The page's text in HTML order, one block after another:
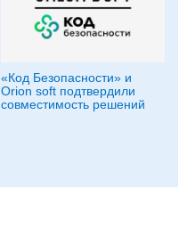
«Код Безопасности» и
Orion soft подтвердили
совместимость решений